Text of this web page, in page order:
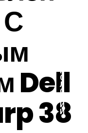
Н
О
Л
О
И
И
Dell
38